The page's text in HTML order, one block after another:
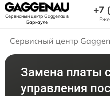
Сервисный центр Gaggenauв
Барнауле
+7
Сервисный центр
Замена платы
управления